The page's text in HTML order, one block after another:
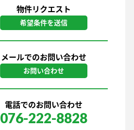
物件リクエスト
希望条件を送信
メールでのお問い合わせ
お問い合わせ
電話でのお問い合わせ
076-222-8828